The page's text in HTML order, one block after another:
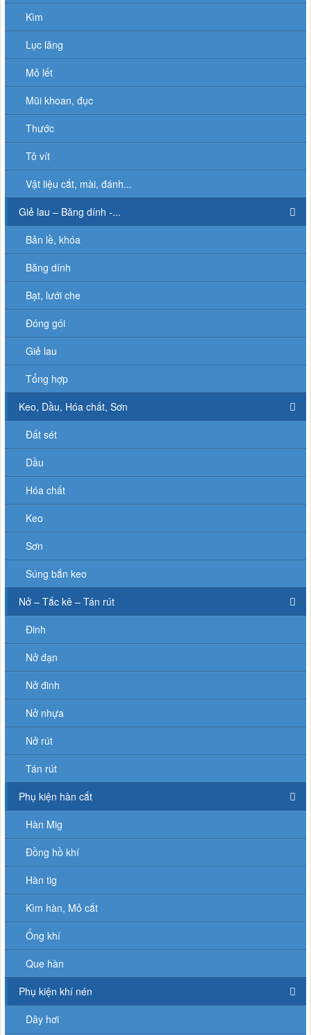
Kìm
Lục lăng
Mỏ lết
Mũi khoan, đục
Thước
Tô vít
Vật liệu cắt, mài, đánh...
Giẻ lau – Băng dính -...
Bản lề, khóa
Băng dính
Bạt, lưới che
Đóng gói
Giẻ lau
Tổng hợp
Keo, Dầu, Hóa chất, Sơn
Đất sét
Dầu
Hóa chất
Keo
Sơn
Súng bắn keo
Nở – Tắc kê – Tán rút
Đinh
Nở đạn
Nở đinh
Nở nhựa
Nở rút
Tán rút
Phụ kiện hàn cắt
Hàn Mig
Đồng hồ khí
Hàn tig
Kìm hàn, Mỏ cắt
Ống khí
Que hàn
Phụ kiện khí nén
Dây hơi